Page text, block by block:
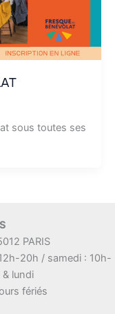
sous toutes ses
PARIS
20h / samedi : 10h-
lundi
fériés